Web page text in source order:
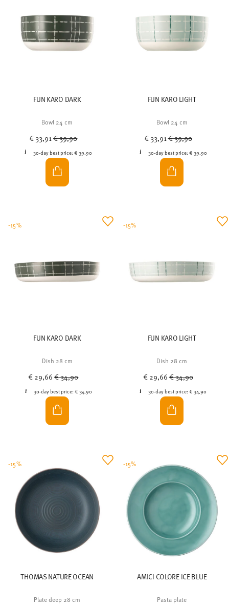
FUN KARO DARK
Bowl 24 cm
€ 33,91Price reduced from
€ 39,90
30-day best price:€ 39,90
FUN KARO LIGHT
Bowl 24 cm
€ 33,91Price reduced from
€ 39,90
30-day best price: € 39,90
FUN KARO DARK
Dish 28 cm
€ 29,66Price reduced from
€ 34,90
30-day best price: € 34,90
-15%
FUN KARO LIGHT
Dish 28 cm
€ 29,66Price reduced from
€ 34,90
30-day best price:€ 34,90
-15%
THOMAS NATURE OCEAN
Plate deep 28 cm
-15%
AMICI COLORE ICE BLUE
Pasta plate
-15%